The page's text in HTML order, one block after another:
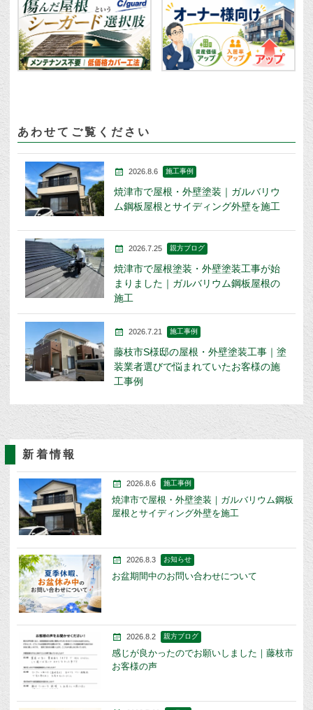
あわせてご覧ください
2026.8.6 施工事例
焼津市で屋根・外壁塗装｜ガルバリウ
ム鋼板屋根とサイディング外壁を施工
2026.7.25 親方ブログ
焼津市で屋根塗装・外壁塗装工事が始
まりました｜ガルバリウム鋼板屋根の
施工
2026.7.21 施工事例
藤枝市S様邸の屋根・外壁塗装工事｜塗
装業者選びで悩まれていたお客様の施
工事例
新着情報
2026.8.6 施工事例
焼津市で屋根・外壁塗装｜ガルバリウム鋼板
屋根とサイディング外壁を施工
2026.8.3 お知らせ
お盆期間中のお問い合わせについて
2026.8.2 親方ブログ
感じが良かったのでお願いしました｜藤枝市
お客様の声